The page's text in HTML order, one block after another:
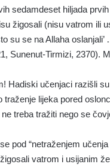
sedamdeset hiljada
žigosali (nisu vatrom
su se na Allaha
Sunenut-Tirmizi, 2370).
Hadiski učenjaci razišli
traženje lijeka pored
treba tražiti nego se
pod “netraženjem
vatrom i usijanim